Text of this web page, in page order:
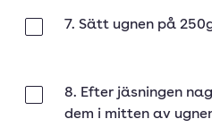
7. Sätt ugnen på
8. Efter jäsningen
dem i mitten av